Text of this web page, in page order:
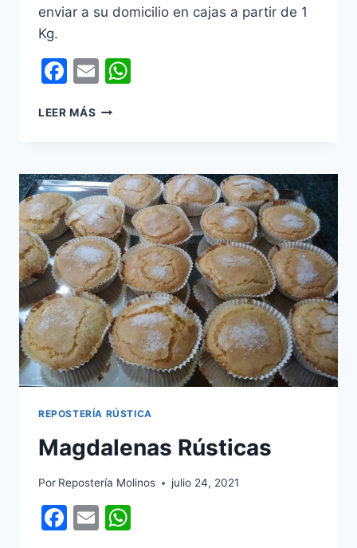
enviar a su domicilio en cajas a partir de 1
Kg.
Facebook
Email
LEER MÁS SULTANAS
DE
CHOCOLATE
REPOSTERÍA RÚSTICA
Magdalenas Rústicas
Por Repostería Molinos julio 24, 2021
Facebook
Email